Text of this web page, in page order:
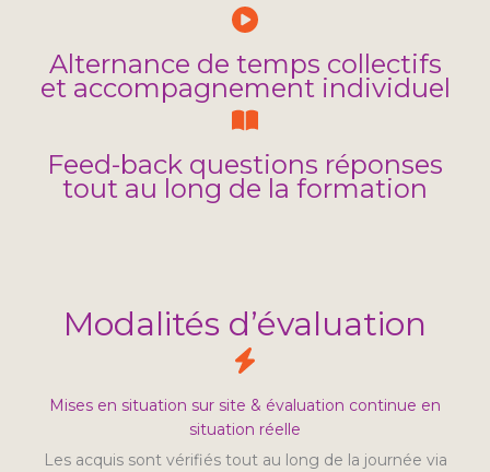
Alternance de temps collectifs
et accompagnement individuel
Feed-back questions réponses
tout au long de la formation
Modalités d’évaluation
Mises en situation sur site & évaluation continue en
situation réelle
Les acquis sont vérifiés tout au long de la journée via